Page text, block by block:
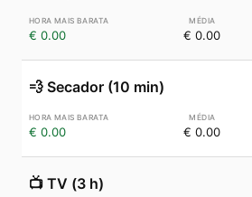
€ 0.00 € 0.00
💨 Secador (10 min)
€ 0.00 € 0.00
📺 TV (3 h)